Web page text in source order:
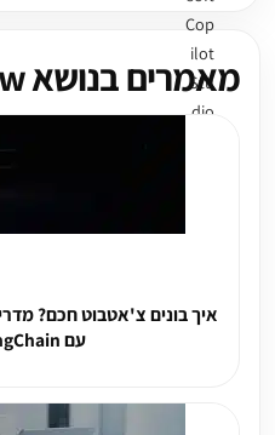
מאמרים בנושא Voiceflow
עם LangChain ופייתון